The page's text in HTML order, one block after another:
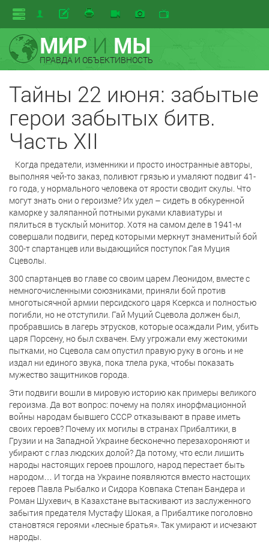
МИРИ МЫ
ПРАВДА И ОБЪЕКТИВНОСТЬ
Тайны 22 июня: забытые
герои забытых битв.
Часть XII
Когда предатели, изменники и просто иностранные авторы,
выполняя чей-то заказ, поливют грязью и умаляют подвиг 41-
го года, у нормального человека от ярости сводит скулы. Что
могут знать они о героизме? Их удел – сидеть в обкуренной
каморке у заляпанной потными руками клавиатуры и
пялиться в тусклый монитор. Хотя на самом деле в 1941-м
совершали подвиги, перед которыми меркнут знаменитый бой
300-т спартанцев или выдающийся поступок Гая Муция
Сцеволы.
300 спартанцев во главе со своим царем Леонидом, вместе с
немногочисленными союзниками, приняли бой против
многотысячной армии персидского царя Ксеркса и полностью
погибли, но не отступили. Гай Муций Сцевола должен был,
пробравшись в лагерь этрусков, которые осаждали Рим, убить
царя Порсену, но был схвачен. Ему угрожали ему жестокими
пытками, но Сцевола сам опустил правую руку в огонь и не
издал ни единого звука, пока тлела рука, чтобы показать
мужество защитников города.
Эти подвиги вошли в мировую историю как примеры великого
героизма. Да вот вопрос: почему на полях инорфмационной
войны народам бывшего СССР отказывают в праве иметь
своих героев? Почему их могилы в странах Прибалтики, в
Грузии и на Западной Украине бесконечно перезахороняют и
убирают с глаз людских долой? Да потому, что если лишить
народы настоящих героев прошлого, народ перестает быть
народом… И тогда на Украине появляются вместо настощих
героев Павла Рыбалко и Сидора Ковпака Степан Бандера и
Роман Шухевич, в Казахстане вытаскивают из заслуженного
забытия предателя Мустафу Шокая, а Прибалтике поголовно
становтяся героями «лесные братья». Так умирают и исчезают
народы.